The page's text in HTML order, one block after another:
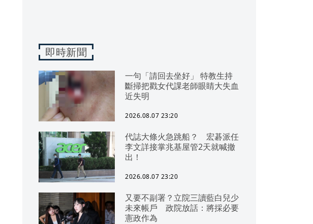
即時新聞
一句「請回去坐好」 特教生持
斷掃把戳女代課老師眼睛大失血
近失明
2026.08.07 23:20
代誌大條火急跳船？ 宏碁派任
李文詳接掌兆基屋管2天就喊撤
出！
2026.08.07 23:20
又要不副署？立院三讀藍白兒少
未來帳戶 政院放話：將採必要
憲政作為